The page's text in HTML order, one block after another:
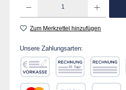
Zum Merkzettel hinzufügen
Unsere Zahlungsarten:
Vorkasse Rechnung 30 Tage
Rechnung